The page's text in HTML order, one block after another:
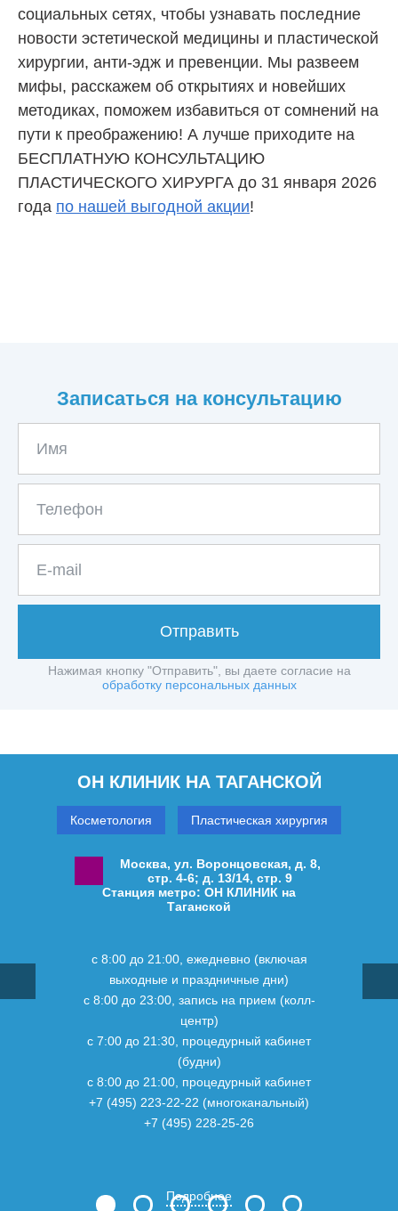
социальных сетях, чтобы узнавать последние
новости эстетической медицины и пластической
хирургии, анти-эдж и превенции. Мы развеем
мифы, расскажем об открытиях и новейших
методиках, поможем избавиться от сомнений на
пути к преображению! А лучше приходите на
БЕСПЛАТНУЮ КОНСУЛЬТАЦИЮ
ПЛАСТИЧЕСКОГО ХИРУРГА до 31 января 2026
года по нашей выгодной акции!
Записаться на консультацию
Отправить
Нажимая кнопку "Отправить", вы даете согласие на
обработку персональных данных
ОН КЛИНИК НА ТАГАНСКОЙ
Косметология Пластическая хирургия
Москва, ул. Воронцовская, д. 8,
стр. 4-6; д. 13/14, стр. 9
Станция метро: ОН КЛИНИК на
Таганской
с 8:00 до 21:00, ежедневно (включая
выходные и праздничные дни)
с 8:00 до 23:00, запись на прием (колл-
центр)
с 7:00 до 21:30, процедурный кабинет
(будни)
с 8:00 до 21:00, процедурный кабинет
+7 (495) 223-22-22 (многоканальный)
+7 (495) 228-25-26
Подробнее